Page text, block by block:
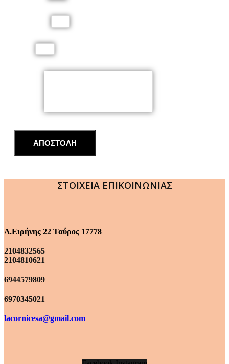
ΑΠΟΣΤΟΛΗ
ΣΤΟΙΧΕΙΑ ΕΠΙΚΟΙΝΩΝΙΑΣ
Λ.Ειρήνης 22 Ταύρος 17778
2104832565
2104810621
6944579809
6970345021
lacornicesa@gmail.com